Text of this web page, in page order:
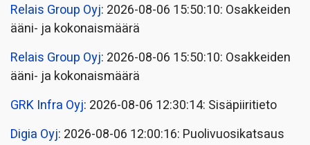
Relais Group Oyj: 2026-08-06 15:50:10: Osakkeiden
ääni- ja kokonaismäärä
Relais Group Oyj: 2026-08-06 15:50:10: Osakkeiden
ääni- ja kokonaismäärä
GRK Infra Oyj: 2026-08-06 12:30:14: Sisäpiiritieto
Digia Oyj: 2026-08-06 12:00:16: Puolivuosikatsaus